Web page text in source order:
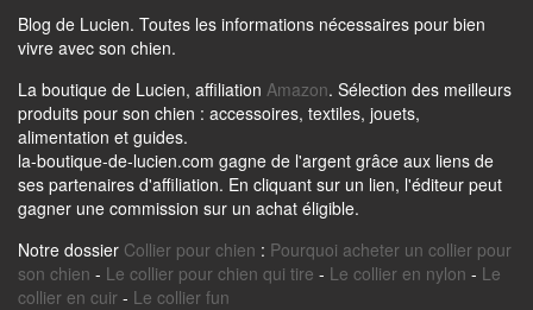
Blog de Lucien. Toutes les informations nécessaires pour bien
vivre avec son chien.
La boutique de Lucien, affiliation Amazon. Sélection des meilleurs
produits pour son chien : accessoires, textiles, jouets,
alimentation et guides.
la-boutique-de-lucien.com gagne de l'argent grâce aux liens de
ses partenaires d'affiliation. En cliquant sur un lien, l'éditeur peut
gagner une commission sur un achat éligible.
Notre dossier Collier pour chien : Pourquoi acheter un collier pour
son chien - Le collier pour chien qui tire - Le collier en nylon - Le
collier en cuir - Le collier fun